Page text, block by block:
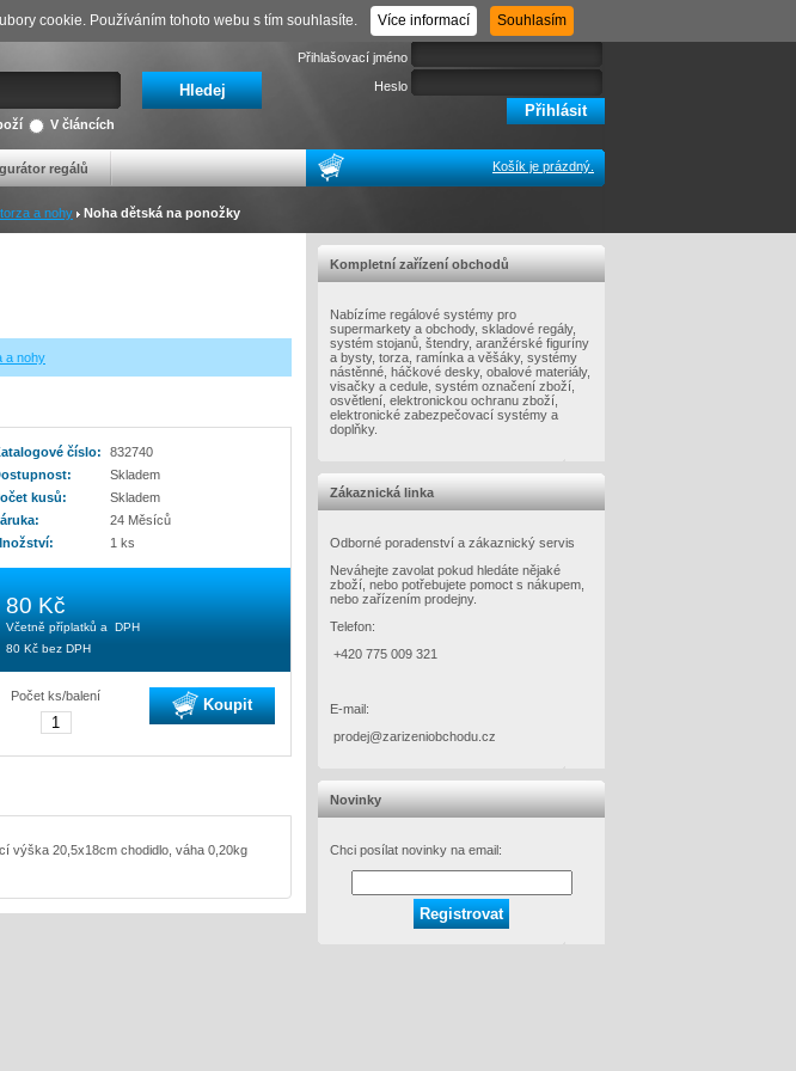
Registrace Zapomenuté heslo
V článcích
Přihlašovací jméno
Heslo
regálů Košík je prázdný.
a nohy Noha dětská na ponožky
a nohy
číslo:
832740
Skladem
kusů:
Skladem
24 Měsíců
1 ks
80 Kč
Včetně příplatků a DPH
80 Kč bez DPH
Počet ks/balení
Koupit
výška 20,5x18cm chodidlo, váha 0,20kg
Kompletní zařízení obchodů
Nabízíme regálové systémy pro
supermarkety a obchody, skladové regály,
systém stojanů, štendry, aranžérské figuríny
a bysty, torza, ramínka a věšáky, systémy
nástěnné, háčkové desky, obalové materiály,
visačky a cedule, systém označení zboží,
osvětlení, elektronickou ochranu zboží,
elektronické zabezpečovací systémy a
doplňky.
Zákaznická linka
Odborné poradenství a zákaznický servis
Neváhejte zavolat pokud hledáte nějaké
zboží, nebo potřebujete pomoct s nákupem,
nebo zařízením prodejny.
Telefon:
+420 775 009 321
E-mail:
prodej@zarizeniobchodu.cz
Novinky
Chci posílat novinky na email:
cookie. Používáním tohoto webu s tím souhlasíte. Více informací Souhlasím